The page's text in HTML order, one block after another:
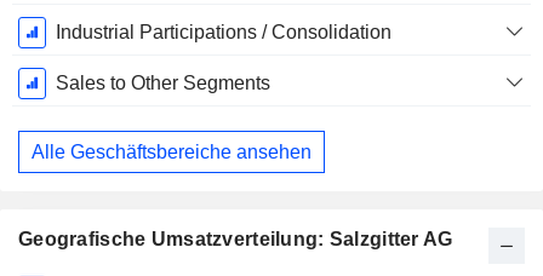
Industrial Participations / Consolidation
Sales to Other Segments
Alle Geschäftsbereiche ansehen
Geografische Umsatzverteilung: Salzgitter AG